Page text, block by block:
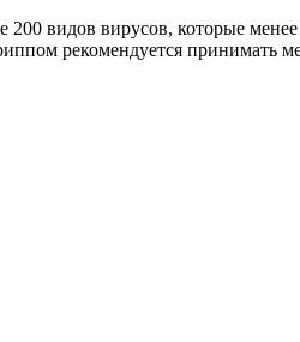
200 видов вирусов, которые
рекомендуется принимать